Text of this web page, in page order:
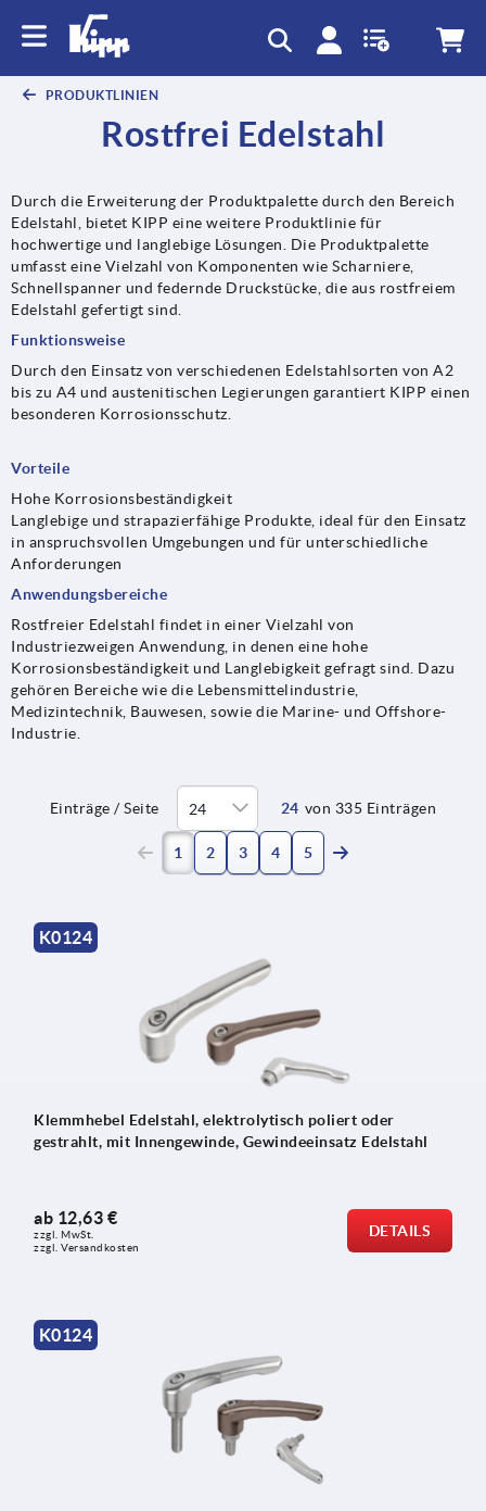
PRODUKTLINIEN
Rostfrei Edelstahl
Durch die Erweiterung der Produktpalette durch den Bereich
Edelstahl, bietet KIPP eine weitere Produktlinie für
hochwertige und langlebige Lösungen. Die Produktpalette
umfasst eine Vielzahl von Komponenten wie Scharniere,
Schnellspanner und federnde Druckstücke, die aus rostfreiem
Edelstahl gefertigt sind.
Funktionsweise
Durch den Einsatz von verschiedenen Edelstahlsorten von A2
bis zu A4 und austenitischen Legierungen garantiert KIPP einen
besonderen Korrosionsschutz.
Vorteile
Hohe Korrosionsbeständigkeit
Langlebige und strapazierfähige Produkte, ideal für den Einsatz
in anspruchsvollen Umgebungen und für unterschiedliche
Anforderungen
Anwendungsbereiche
Rostfreier Edelstahl findet in einer Vielzahl von
Industriezweigen Anwendung, in denen eine hohe
Korrosionsbeständigkeit und Langlebigkeit gefragt sind. Dazu
gehören Bereiche wie die Lebensmittelindustrie,
Medizintechnik, Bauwesen, sowie die Marine- und Offshore-
Industrie.
Einträge / Seite 24 von 335 Einträgen
1 (current)
2 3 4 5
K0124
Klemmhebel Edelstahl, elektrolytisch poliert oder
gestrahlt, mit Innengewinde, Gewindeeinsatz Edelstahl
ab 12,63 €
zzgl. MwSt.
zzgl. Versandkosten
DETAILS
K0124